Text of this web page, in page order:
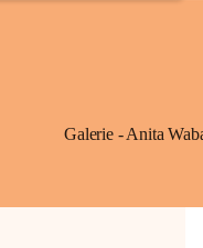
Galerie - Anita